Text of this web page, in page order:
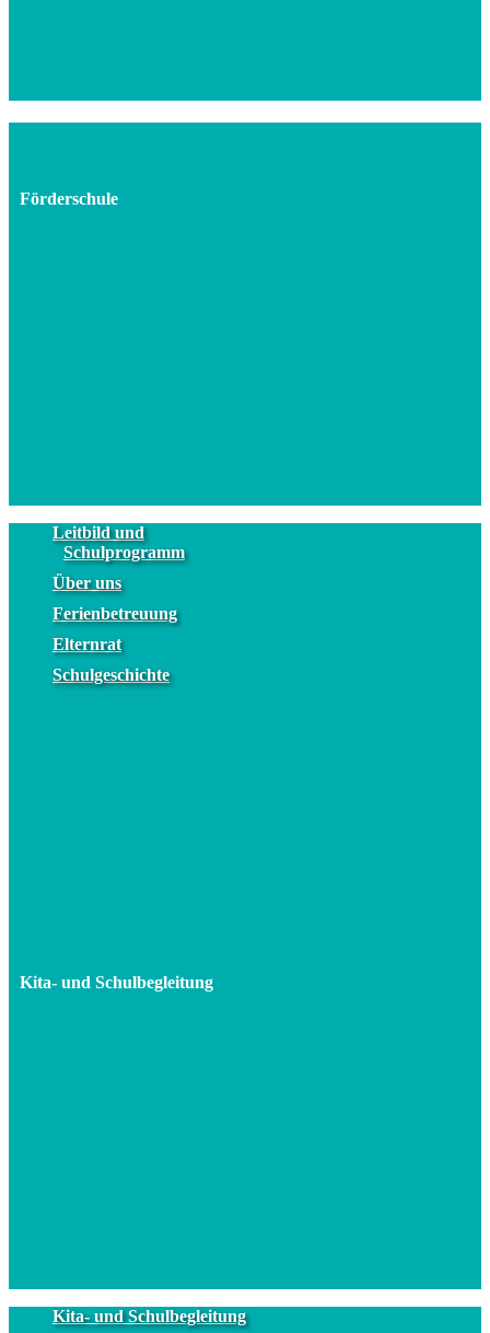
Förderschule
Leitbild und
Schulprogramm
Über uns
Ferienbetreuung
Elternrat
Schulgeschichte
Kita- und Schulbegleitung
Kita- und Schulbegleitung